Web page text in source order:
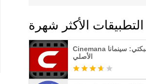
التطبيقات الأكثر شهرة
Cinemana شبكتي: سينمانا
الأصلي